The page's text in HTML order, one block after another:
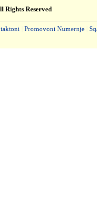
Rights Reserved
Promovoni Numernje